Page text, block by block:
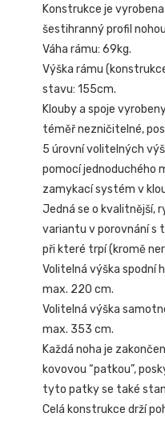
Konstrukce je
šestihranný profil
Váha rámu: 69kg.
Výška rámu
stavu: 155cm.
Klouby a spoje
téměř nezničitelné,
5 úrovní volitelných
pomocí jednoduchého
zamykací systém v
Jedná se o kvalitnější,
variantu v porovnání s
při které trpí (kromě
Volitelná výška spodní
max. 220 cm.
Volitelná výška
max. 353 cm.
Každá noha je
kovovou “patkou”,
tyto patky se také
Celá konstrukce drží